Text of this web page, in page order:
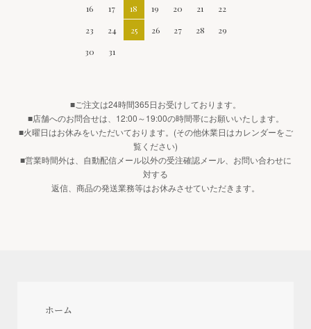
16
17 18 19 20 21
22
23
24 25 26 27 28
29
30
31
■ご注文は24時間365日お受けしております。
■店舗へのお問合せは、12:00～19:00の時間帯にお願いいたします。
■火曜日はお休みをいただいております。(その他休業日はカレンダーをご
覧ください)
■営業時間外は、自動配信メール以外の受注確認メール、お問い合わせに
対する
返信、商品の発送業務等はお休みさせていただきます。
ホーム